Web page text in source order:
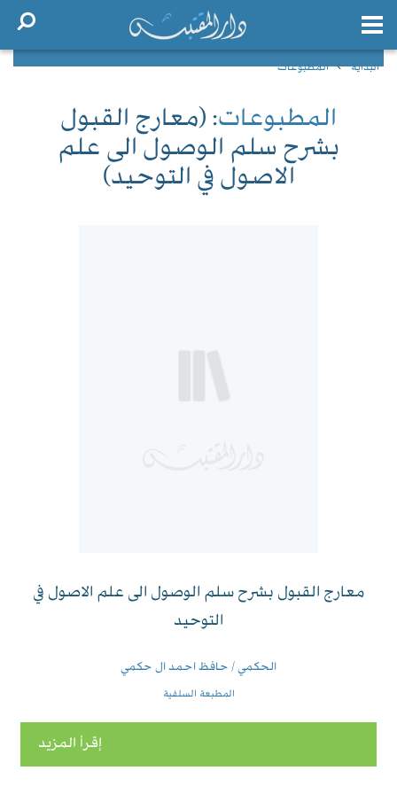
البداية المطبوعات
المطبوعات: (معارج القبول
بشرح سلم الوصول الى علم
الاصول في التوحيد)
معارج القبول بشرح سلم الوصول الى علم الاصول في
التوحيد
الحكمي / حافظ احمد ال حكمي
المطبعة السلفية
إقرأ المزيد